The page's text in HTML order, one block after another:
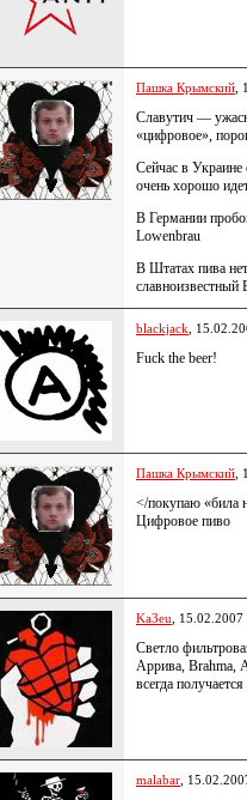
Пашка Крымский
Славутич —
«цифровое»,
Сейчас в
очень хорошо
В Германии
Lowenbrau
В Штатах пива
славноизвестный
blackjack ,
Fuck the beer!
Пашка Крымский
</покупаю «била
Цифровое пиво
Ka3eu ,
Светло
Аррива, Brahma,
всегда
malabar ,